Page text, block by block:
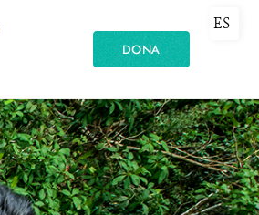
DONA
ES